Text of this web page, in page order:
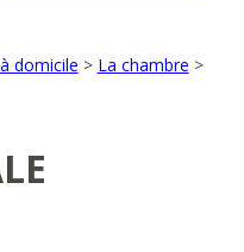
domicile > La chambre >